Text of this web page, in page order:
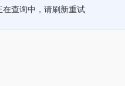
在查询中，请刷新重试